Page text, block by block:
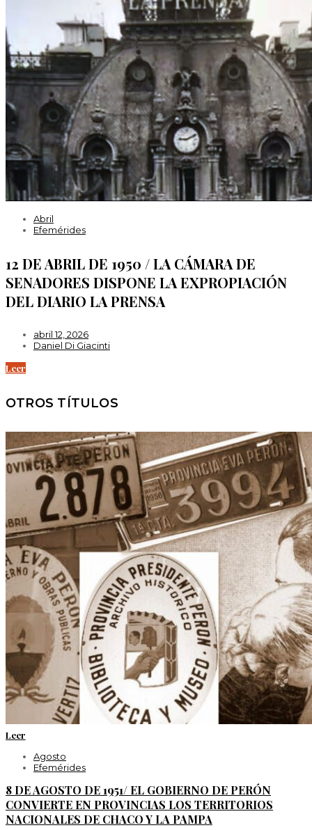
Abril
Efemérides
12 DE ABRIL DE 1950 / LA CÁMARA DE
SENADORES DISPONE LA EXPROPIACIÓN
DEL DIARIO LA PRENSA
abril 12, 2026
Daniel Di Giacinti
Leer
OTROS TÍTULOS
Leer
Agosto
Efemérides
8 DE AGOSTO DE 1951/ EL GOBIERNO DE PERÓN
CONVIERTE EN PROVINCIAS LOS TERRITORIOS
NACIONALES DE CHACO Y LA PAMPA